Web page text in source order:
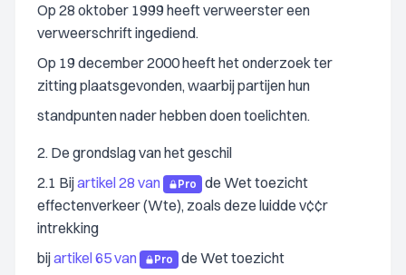
Op 28 oktober 1999 heeft verweerster een
verweerschrift ingediend.
Op 19 december 2000 heeft het onderzoek ter
zitting plaatsgevonden, waarbij partijen hun
standpunten nader hebben doen toelichten.
2. De grondslag van het geschil
2.1 Bijartikel 28 van Pro
de Wet toezicht
effectenverkeer (Wte), zoals deze luidde v¢¢r
intrekking
bijartikel 65 van Pro
de Wet toezicht